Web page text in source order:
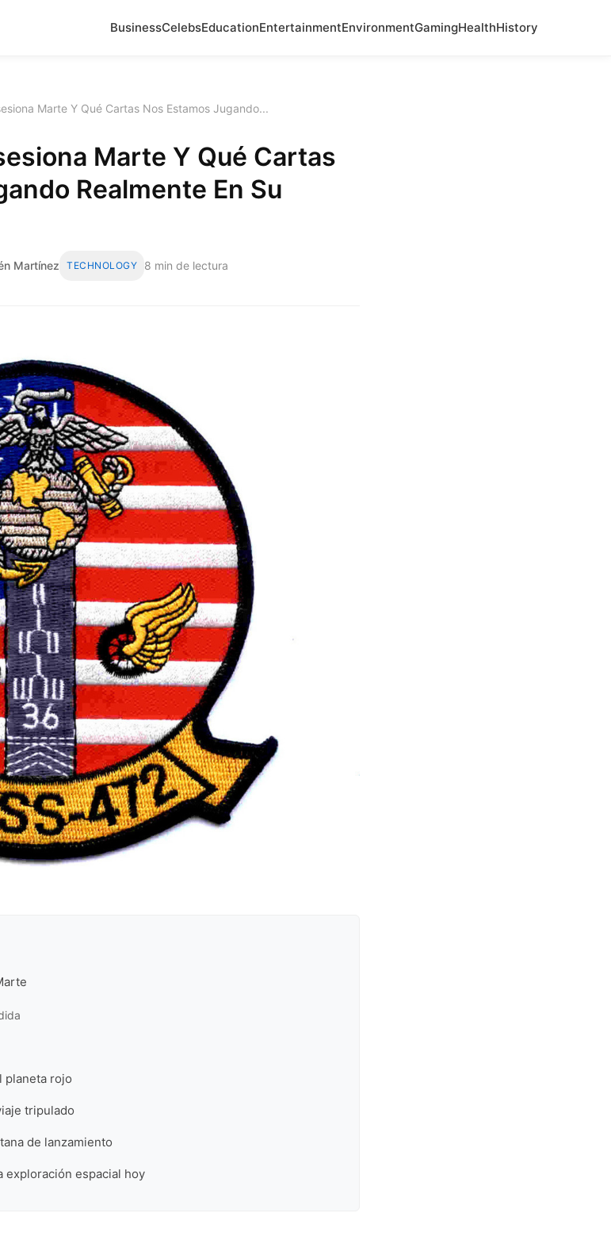
BusinessCelebsEducationEntertainmentEnvironmentGamingHealthHistory
Marte Y Qué Cartas Nos Estamos Jugando...
Marte Y Qué Cartas
Realmente En Su
Martínez TECHNOLOGY 8 min de lectura
planeta rojo
tripulado
de lanzamiento
exploración espacial hoy